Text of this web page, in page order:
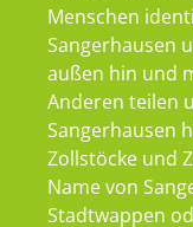
Menschen
Sangerhausen
außen hin und
Anderen teilen
Sangerhausen
Zollstöcke und
Name von
Stadtwappen